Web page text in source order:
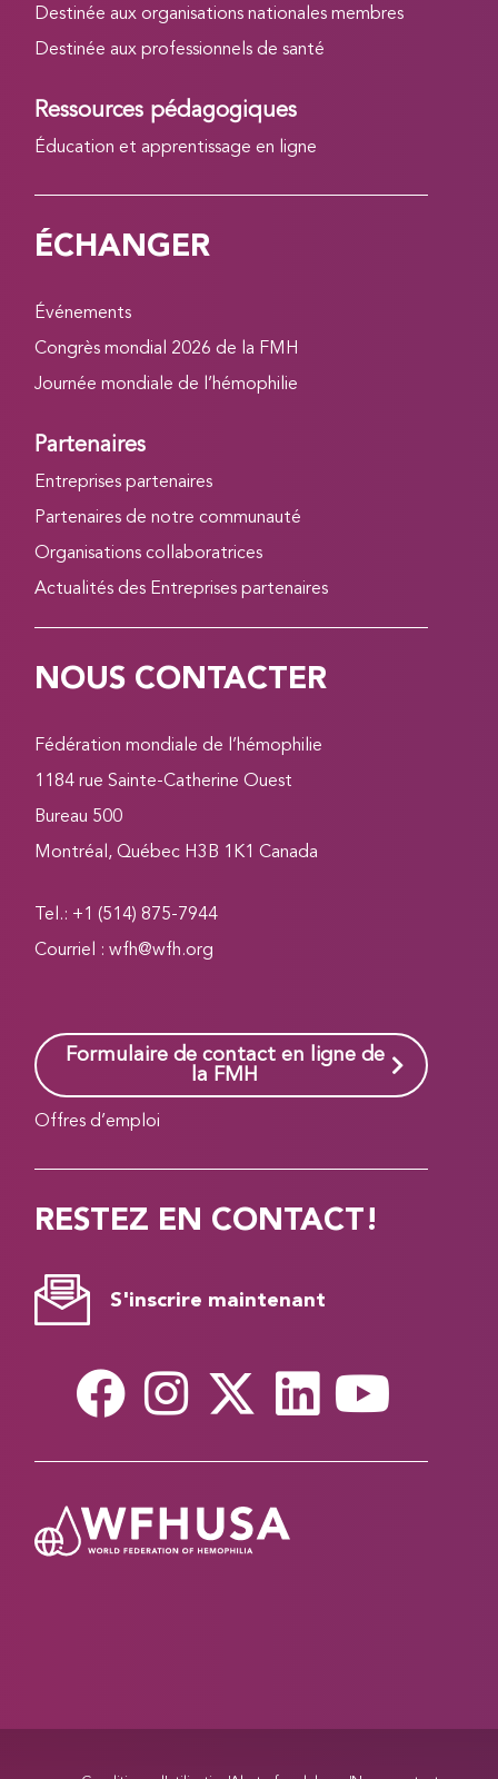
Destinée aux organisations nationales membres
Destinée aux professionnels de santé
Ressources pédagogiques
Éducation et apprentissage en ligne
ÉCHANGER
Événements
Congrès mondial 2026 de la FMH
Journée mondiale de l’hémophilie
Partenaires
Entreprises partenaires
Partenaires de notre communauté
Organisations collaboratrices
Actualités des Entreprises partenaires
NOUS CONTACTER
Fédération mondiale de l’hémophilie
1184 rue Sainte-Catherine Ouest
Bureau 500
Montréal, Québec H3B 1K1 Canada
Tel.: +1 (514) 875-7944
Courriel :wfh@wfh.org
Formulaire de contact en ligne de
la FMH
Offres d’emploi
RESTEZ EN CONTACT!
S'inscrire maintenant